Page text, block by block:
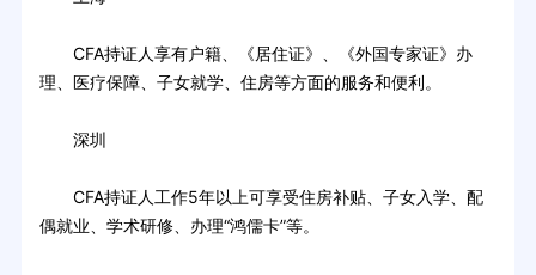
CFA持证人享有户籍、《居住证》、《外国专家证》办
理、医疗保障、子女就学、住房等方面的服务和便利。
深圳
CFA持证人工作5年以上可享受住房补贴、子女入学、配
偶就业、学术研修、办理“鸿儒卡”等。